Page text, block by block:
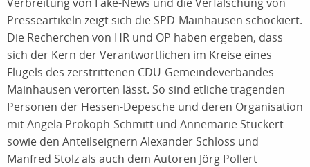
Presseartikeln zeigt sich die SPD-Mainhausen schockiert.
Die Recherchen von HR und OP haben ergeben, dass
sich der Kern der Verantwortlichen im Kreise eines
Flügels des zerstrittenen CDU-Gemeindeverbandes
Mainhausen verorten lässt. So sind etliche tragenden
Personen der Hessen-Depesche und deren Organisation
mit Angela Prokoph-Schmitt und Annemarie Stuckert
sowie den Anteilseignern Alexander Schloss und
Manfred Stolz als auch dem Autoren Jörg Pollert